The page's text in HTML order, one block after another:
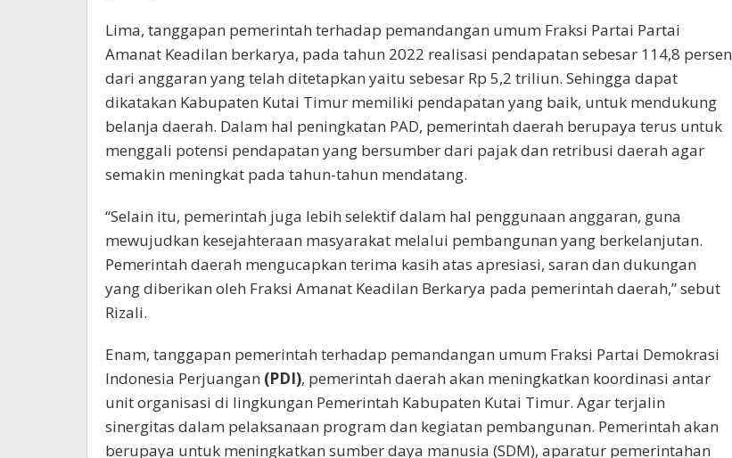
Lima, tanggapan pemerintah terhadap pemandangan umum Fraksi Partai Partai
Amanat Keadilan berkarya, pada tahun 2022 realisasi pendapatan sebesar 114,8 persen
dari anggaran yang telah ditetapkan yaitu sebesar Rp 5,2 triliun. Sehingga dapat
dikatakan Kabupaten Kutai Timur memiliki pendapatan yang baik, untuk mendukung
belanja daerah. Dalam hal peningkatan PAD, pemerintah daerah berupaya terus untuk
menggali potensi pendapatan yang bersumber dari pajak dan retribusi daerah agar
semakin meningkat pada tahun-tahun mendatang.
“Selain itu, pemerintah juga lebih selektif dalam hal penggunaan anggaran, guna
mewujudkan kesejahteraan masyarakat melalui pembangunan yang berkelanjutan.
Pemerintah daerah mengucapkan terima kasih atas apresiasi, saran dan dukungan
yang diberikan oleh Fraksi Amanat Keadilan Berkarya pada pemerintah daerah,” sebut
Rizali.
Enam, tanggapan pemerintah terhadap pemandangan umum Fraksi Partai Demokrasi
Indonesia Perjuangan (PDI), pemerintah daerah akan meningkatkan koordinasi antar
unit organisasi di lingkungan Pemerintah Kabupaten Kutai Timur. Agar terjalin
sinergitas dalam pelaksanaan program dan kegiatan pembangunan. Pemerintah akan
berupaya untuk meningkatkan sumber daya manusia (SDM), aparatur pemerintahan